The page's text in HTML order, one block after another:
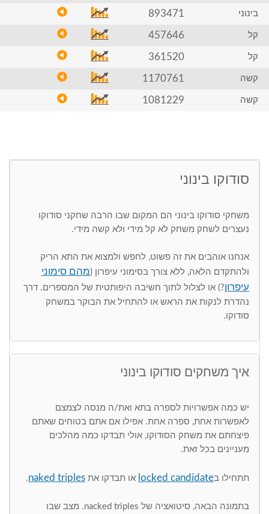
בינוני 893471
קל 457646
קל 361520
קשה 1170761
קשה 1081229
סודוקו בינוני
משחקי סודוקו בינוני הם המקום שבו הרבה שחקני סודוקו
נעצרים לשחק משחק לא קל מידי ולא קשה מידי.
אנחנו אוהבים את זה פשוט, לחפש ולמצוא את התא הריק
ולהתקדם הלאה, ללא צורך בסימוני עיפרון ( מהם סימוני
עיפרון ?) או לצלול לתוך חשיבה היפותטית של המספרים. דרך
נהדרת לנקות את הראש או להתחיל את הבוקר במשחק
סודוקו.
איך משחקים סודוקו בינוני
יש כמה אפשרויות לספרה בתא ואת/ה מנסה לצמצם
לאפשרות אחת, ספרה אחת. אפילו אם אתם בטוחים שאתם
פיצחתם את משחק הסודוקו, אולי תבדקו כמה מהלכים
מעניינים בכל זאת.
תתחילו בlocked candidate או תבדקו את naked triples
.
בתמונה הבאה, סיטואציה של nacked triples. מצב שבו